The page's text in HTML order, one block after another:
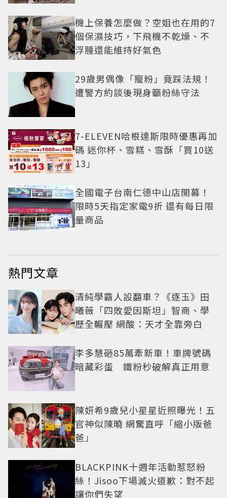
機上保養怎麼做？空姐也在用的7
個保濕技巧，下飛機不乾燥、不
浮腫還能維持好氣色
29歲男偶像「寵粉」竟踩法規！
遭警方約談後現身籲粉絲守法
7-ELEVEN哈根達斯限時優惠再加
碼 迷你杯、雪糕、雪酥「買10送
13」
全國電子台南仁德中山店開幕！
限時5天指定家電9折 還有每日限
量商品
熱門文章
清純學霸人設翻車？《逐玉》田
曦薇「四敗愛因斯坦」智商、學
歷全輾壓 網酸：天才全靠旁白
李多慧砸85萬牽新車！車牌號碼
暗藏彩蛋 鐵粉秒破解真正用意
陳妍希9歲兒小星星近照曝光！五
官神似陳曉 網驚直呼「縮小版爸
爸」
BLACKPINK十週年活動惹怒粉
絲！Jisoo下場滅火道歉：對不起
讓你們失望